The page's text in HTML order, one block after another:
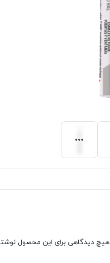
هیچ دیدگاهی برای این محصول